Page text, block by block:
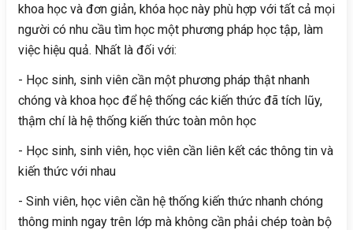
khoa học và đơn giản, khóa học này phù hợp với tất cả mọi
người có nhu cầu tìm học một phương pháp học tập, làm
việc hiệu quả. Nhất là đối với:
- Học sinh, sinh viên cần một phương pháp thật nhanh
chóng và khoa học để hệ thống các kiến thức đã tích lũy,
thậm chí là hệ thống kiến thức toàn môn học
- Học sinh, sinh viên, học viên cần liên kết các thông tin và
kiến thức với nhau
- Sinh viên, học viên cần hệ thống kiến thức nhanh chóng
thông minh ngay trên lớp mà không cần phải chép toàn bộ